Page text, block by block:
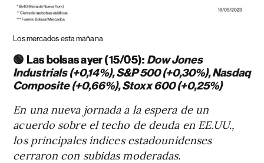
Los mercados esta mañana
🟢 Las bolsas ayer (15/05): Dow Jones
Industrials (+0,14%), S&P 500 (+0,30%), Nasdaq
Composite (+0,66%), Stoxx 600 (+0,25%)
En una nueva jornada a la espera de un
acuerdo sobre el techo de deuda en EE.UU.,
los principales índices estadounidenses
cerraron con subidas moderadas.